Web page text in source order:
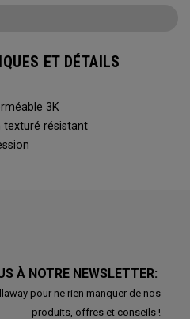
ET DÉTAILS
3K
texturé résistant
À NOTRE NEWSLETTER:
pour ne rien manquer de nos
produits, offres et conseils !